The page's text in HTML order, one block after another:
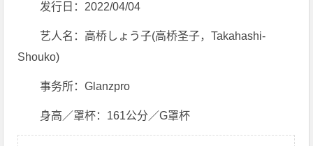
发行日：2022/04/04
艺人名：高桥しょう子(高桥圣子，Takahashi-
Shouko)
事务所：Glanzpro
身高／罩杯：161公分／G罩杯